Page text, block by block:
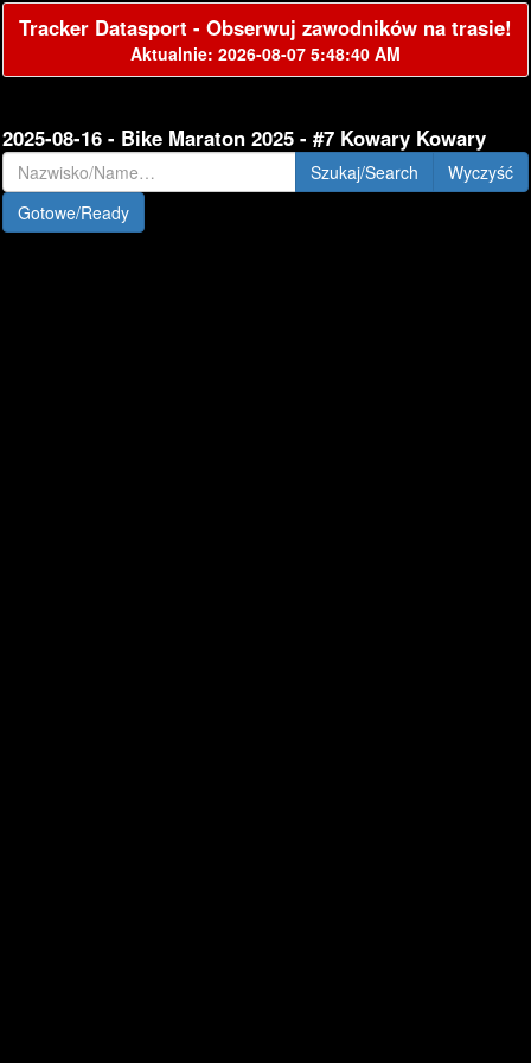
Tracker Datasport - Obserwuj zawodników na trasie!
Aktualnie: 2026-08-07 5:48:40 AM
2025-08-16 - Bike Maraton 2025 - #7 Kowary Kowary
Szukaj/Search
Gotowe/Ready